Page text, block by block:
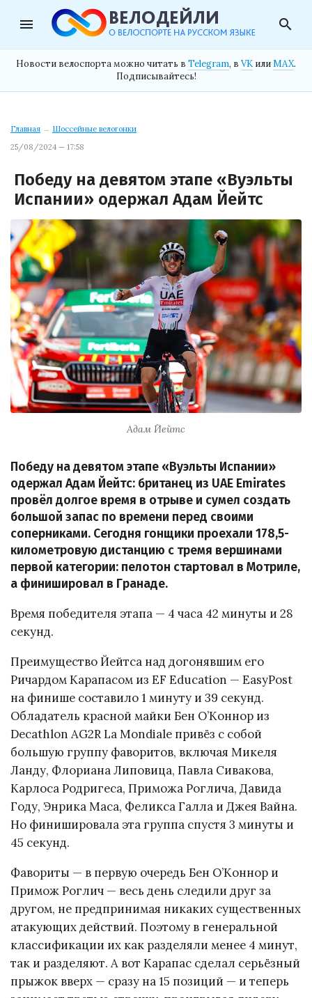
menu search
Новости велоспорта можно читать в Telegram, в VK илиMAX.
Подписывайтесь!
Главная → Шоссейные велогонки
25/08/2024 — 17:58
Победу на девятом этапе «Вуэльты
Испании» одержал Адам Йейтс
Адам Йейтс
Победу на девятом этапе «Вуэльты Испании»
одержал Адам Йейтс: британец из UAE Emirates
провёл долгое время в отрыве и сумел создать
большой запас по времени перед своими
соперниками. Сегодня гонщики проехали 178,5-
километровую дистанцию с тремя вершинами
первой категории: пелотон стартовал в Мотриле,
а финишировал в Гранаде.
Время победителя этапа — 4 часа 42 минуты и 28
секунд.
Преимущество Йейтса над догонявшим его
Ричардом Карапасом из EF Education — EasyPost
на финише составило 1 минуту и 39 секунд.
Обладатель красной майки Бен О’Коннор из
Decathlon AG2R La Mondiale привёз с собой
большую группу фаворитов, включая Микеля
Ланду, Флориана Липовица, Павла Сивакова,
Карлоса Родригеса, Приможа Роглича, Давида
Году, Энрика Маса, Феликса Галла и Джея Вайна.
Но финишировала эта группа спустя 3 минуты и
45 секунд.
Фавориты — в первую очередь Бен О’Коннор и
Примож Роглич — весь день следили друг за
другом, не предпринимая никаких существенных
атакующих действий. Поэтому в генеральной
классификации их как разделяли менее 4 минут,
так и разделяют. А вот Карапас сделал серьёзный
прыжок вверх — сразу на 15 позиций — и теперь